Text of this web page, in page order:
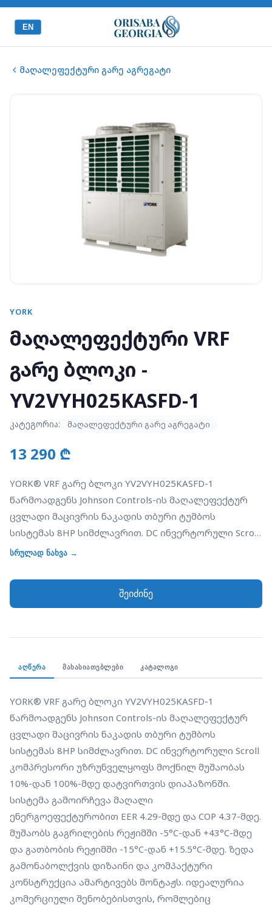
EN
მაღალეფექტური გარე აგრეგატი
YORK
მაღალეფექტური VRF
გარე ბლოკი -
YV2VYH025KASFD-1
კატეგორია: მაღალეფექტური გარე აგრეგატი
13 290 ₾
YORK® VRF გარე ბლოკი YV2VYH025KASFD-1
წარმოადგენს Johnson Controls-ის მაღალეფექტურ
ცვლადი მაცივრის ნაკადის თბური ტუმბოს
სისტემას 8HP სიმძლავრით. DC ინვერტორული Scroll
კომპრესორი უზრუნველყოფს მოქნილ მუშაობას
სისტემა გამოირჩევა მაღალი
ენერგოეფექტურობით EER 4.29-მდე და COP 4.37-მდე.
კონსტრუქცია ამარტივებს მონტაჟს. იდეალურია
კომერციული შენობებისთვის, რომლებიც
საჭიროებენ მრავალზონურ კლიმატკონტროლს.
სრულად ნახვა →
შეიძინე
ᲐᲦᲬᲔᲠᲐ ᲛᲐᲮᲐᲡᲘᲐᲗᲔᲑᲚᲔᲑᲘ ᲙᲐᲢᲐᲚᲝᲒᲘ
YORK® VRF გარე ბლოკი YV2VYH025KASFD-1
წარმოადგენს Johnson Controls-ის მაღალეფექტურ
ცვლადი მაცივრის ნაკადის თბური ტუმბოს
სისტემას 8HP სიმძლავრით. DC ინვერტორული Scroll
კომპრესორი უზრუნველყოფს მოქნილ მუშაობას
10%-დან 100%-მდე დატვირთვის დიაპაზონში.
სისტემა გამოირჩევა მაღალი
ენერგოეფექტურობით EER 4.29-მდე და COP 4.37-მდე.
მუშაობს გაგრილების რეჟიმში -5°C-დან +43°C-მდე
და გათბობის რეჟიმში -15°C-დან +15.5°C-მდე. ზედა
გამონაბოლქვის დიზაინი და კომპაქტური
კონსტრუქცია ამარტივებს მონტაჟს. იდეალურია
კომერციული შენობებისთვის, რომლებიც